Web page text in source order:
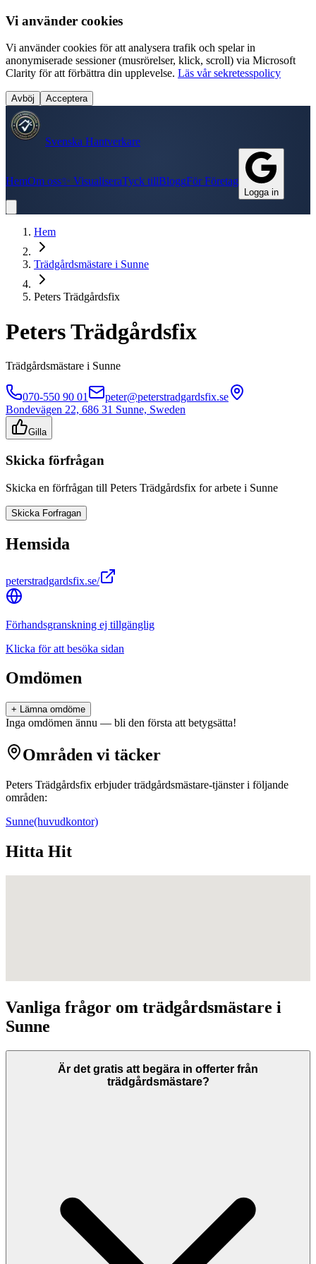
Vi använder cookies
Vi använder cookies för att analysera trafik och spelar in
anonymiserade sessioner (musrörelser, klick, scroll) via Microsoft
Clarity för att förbättra din upplevelse. Läs vår sekretesspolicy
Avböj Acceptera
Svenska Hantverkare
HemOm oss✨ VisualiseraTyck tillBloggFör Företag
Logga in
Hem
Trädgårdsmästare i Sunne
Peters Trädgårdsfix
Peters Trädgårdsfix
Trädgårdsmästare i Sunne
070-550 90 01
peter@peterstradgardsfix.se
Bondevägen 22, 686 31 Sunne, Sweden
Gilla
Skicka förfrågan
Skicka en förfrågan till Peters Trädgårdsfix for arbete i Sunne
Skicka Forfragan
Hemsida
peterstradgardsfix.se/
Förhandsgranskning ej tillgänglig
Klicka för att besöka sidan
Omdömen
+ Lämna omdöme
Inga omdömen ännu — bli den första att betygsätta!
Områden vi täcker
Peters Trädgårdsfix erbjuderträdgårdsmästare-tjänster i följande
områden:
Sunne(huvudkontor)
Hitta Hit
Vanliga frågor om trädgårdsmästare i
Sunne
Är det gratis att begära in offerter från
trädgårdsmästare?